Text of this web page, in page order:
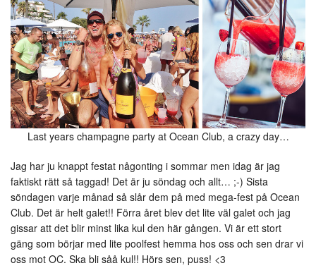
Last years champagne party at Ocean Club, a crazy day…
Jag har ju knappt festat någonting i sommar men idag är jag
faktiskt rätt så taggad! Det är ju söndag och allt… ;-) Sista
söndagen varje månad så slår dem på med mega-fest på Ocean
Club. Det är helt galet!! Förra året blev det lite väl galet och jag
gissar att det blir minst lika kul den här gången. Vi är ett stort
gäng som börjar med lite poolfest hemma hos oss och sen drar vi
oss mot OC. Ska bli såå kul!! Hörs sen, puss! <3